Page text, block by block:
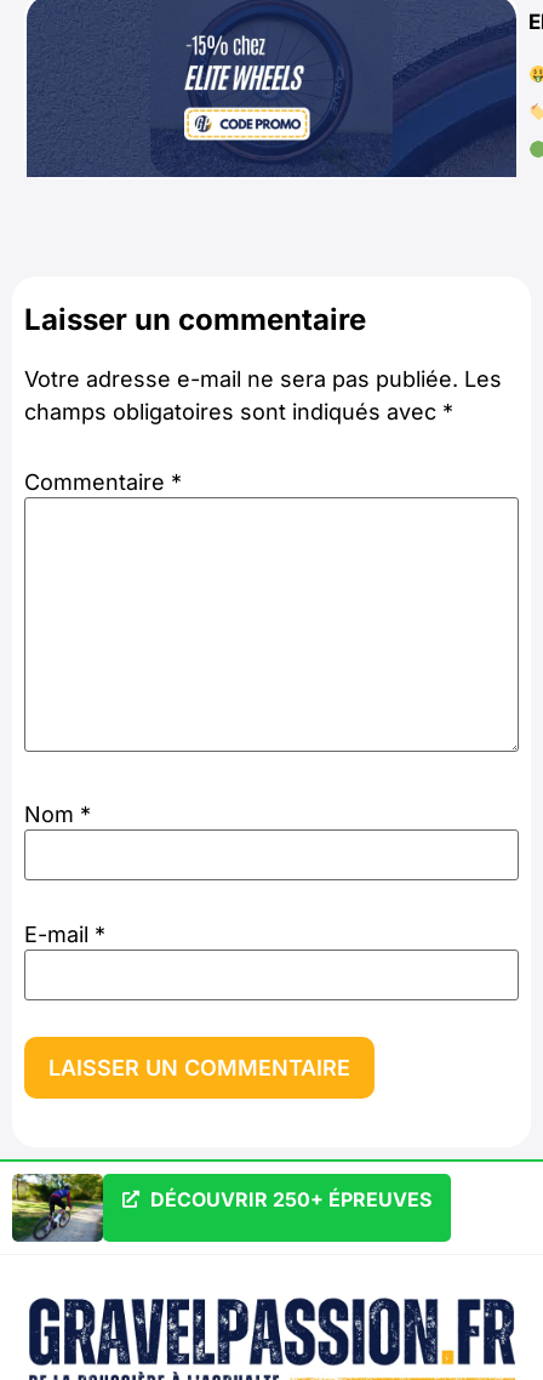
Laisser un commentaire
Votre adresse e-mail ne sera pas publiée. Les
champs obligatoires sont indiqués avec *
Commentaire *
Nom *
E-mail *
DÉCOUVRIR 250+ ÉPREUVES